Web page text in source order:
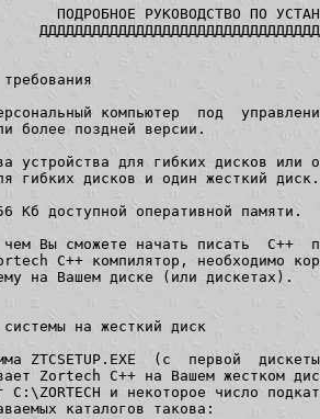
ПОДРОБНОЕ РУКОВОДСТВО ПО
компьютер  под
более поздней версии.
устройства для гибких дисков или
гибких дисков и один жесткий диск.
Кб доступной оперативной памяти.
чем Вы сможете начать писать  C++
C++ компилятор, необходимо
на Вашем диске (или дискетах).
системы на жесткий диск
ZTCSETUP.EXE  (с  первой
Zortech C++ на Вашем жестком
C:\ZORTECH и некоторое число
каталогов такова: